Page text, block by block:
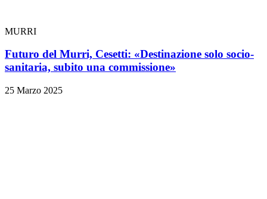
MURRI
Futuro del Murri, Cesetti: «Destinazione solo socio-
sanitaria, subito una commissione»
25 Marzo 2025